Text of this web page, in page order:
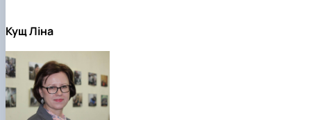
Кущ Ліна